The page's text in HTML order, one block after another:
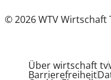
© 2026 WTV Wirtschaft
Über wirtschaft tv
Barrierefreiheit